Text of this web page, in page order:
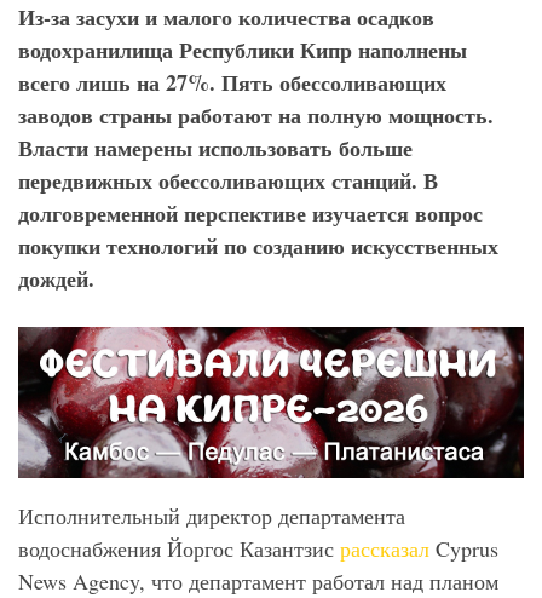
Из-за засухи и малого количества осадков
водохранилища Республики Кипр наполнены
всего лишь на 27%. Пять обессоливающих
заводов страны работают на полную мощность.
Власти намерены использовать больше
передвижных обессоливающих станций. В
долговременной перспективе изучается вопрос
покупки технологий по созданию искусственных
дождей.
Исполнительный директор департамента
водоснабжения Йоргос Казантзис рассказал Cyprus
News Agency, что департамент работал над планом